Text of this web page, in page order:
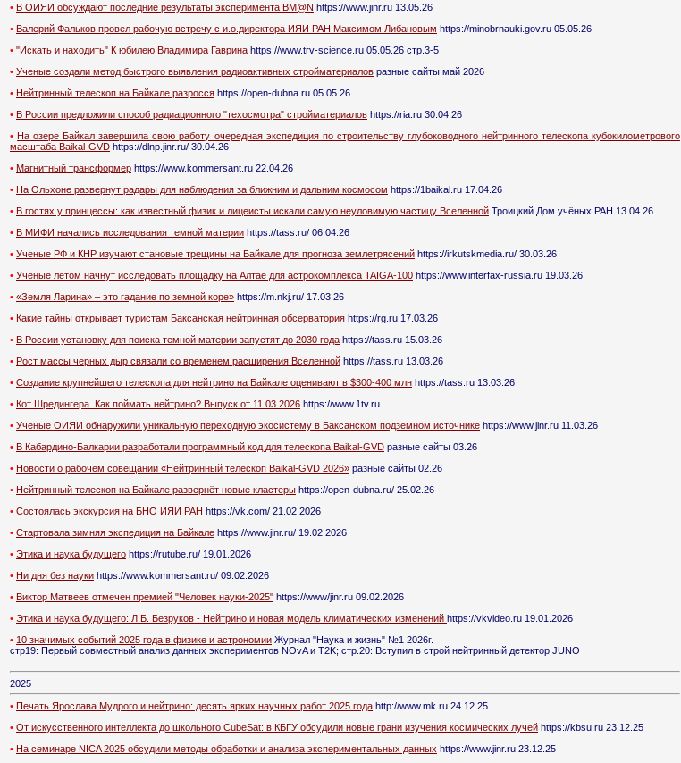
• В ОИЯИ обсуждают последние результаты эксперимента BM@N https://www.jinr.ru 13.05.26
• Валерий Фальков провел рабочую встречу с и.о.директора ИЯИ РАН Максимом Либановым https://minobrnauki.gov.ru 05.05.26
• "Искать и находить" К юбилею Владимира Гаврина https://www.trv-science.ru 05.05.26 стр.3-5
• Ученые создали метод быстрого выявления радиоактивных стройматериалов разные сайты май 2026
• Нейтринный телескоп на Байкале разросся https://open-dubna.ru 05.05.26
• В России предложили способ радиационного "техосмотра" стройматериалов https://ria.ru 30.04.26
• На озере Байкал завершила свою работу очередная экспедиция по строительству глубоководного нейтринного телескопа кубокилометрового
масштаба Baikal-GVD https://dlnp.jinr.ru/ 30.04.26
• Магнитный трансформер https://www.kommersant.ru 22.04.26
• На Ольхоне развернут радары для наблюдения за ближним и дальним космосом https://1baikal.ru 17.04.26
• В гостях у принцессы: как известный физик и лицеисты искали самую неуловимую частицу Вселенной Троицкий Дом учёных РАН 13.04.26
• В МИФИ начались исследования темной материи https://tass.ru/ 06.04.26
• Ученые РФ и КНР изучают становые трещины на Байкале для прогноза землетрясений https://irkutskmedia.ru/ 30.03.26
• Ученые летом начнут исследовать площадку на Алтае для астрокомплекса TAIGA-100 https://www.interfax-russia.ru 19.03.26
• «Земля Ларина» – это гадание по земной коре» https://m.nkj.ru/ 17.03.26
• Какие тайны открывает туристам Баксанская нейтринная обсерватория https://rg.ru 17.03.26
• В России установку для поиска темной материи запустят до 2030 года https://tass.ru 15.03.26
• Рост массы черных дыр связали со временем расширения Вселенной https://tass.ru 13.03.26
• Создание крупнейшего телескопа для нейтрино на Байкале оценивают в $300-400 млн https://tass.ru 13.03.26
• Кот Шредингера. Как поймать нейтрино? Выпуск от 11.03.2026 https://www.1tv.ru
• Ученые ОИЯИ обнаружили уникальную переходную экосистему в Баксанском подземном источнике https://www.jinr.ru 11.03.26
• В Кабардино-Балкарии разработали программный код для телескопа Baikal-GVD разные сайты 03.26
• Новости о рабочем совещании «Нейтринный телескоп Baikal-GVD 2026» разные сайты 02.26
• Нейтринный телескоп на Байкале развернёт новые кластеры https://open-dubna.ru/ 25.02.26
• Состоялась экскурсия на БНО ИЯИ РАН https://vk.com/ 21.02.2026
• Стартовала зимняя экспедиция на Байкале https://www.jinr.ru/ 19.02.2026
• Этика и наука будущего https://rutube.ru/ 19.01.2026
• Ни дня без науки https://www.kommersant.ru/ 09.02.2026
• Виктор Матвеев отмечен премией "Человек науки-2025" https://www/jinr.ru 09.02.2026
• Этика и наука будущего: Л.Б. Безруков - Нейтрино и новая модель климатических изменений https://vkvideo.ru 19.01.2026
• 10 значимых событий 2025 года в физике и астрономии Журнал "Наука и жизнь" №1 2026г.
стр19: Первый совместный анализ данных экспериментов NOvA и T2K; стр.20: Вступил в строй нейтринный детектор JUNO
2025
• Печать Ярослава Мудрого и нейтрино: десять ярких научных работ 2025 года http://www.mk.ru 24.12.25
• От искусственного интеллекта до школьного CubeSat: в КБГУ обсудили новые грани изучения космических лучей https://kbsu.ru 23.12.25
• На семинаре NICA 2025 обсудили методы обработки и анализа экспериментальных данных https://www.jinr.ru 23.12.25